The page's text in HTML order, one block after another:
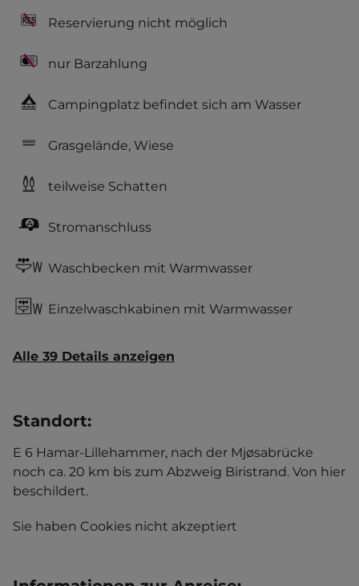
Reservierung nicht möglich
nur Barzahlung
Campingplatz befindet sich am Wasser
Grasgelände, Wiese
teilweise Schatten
Stromanschluss
Waschbecken mit Warmwasser
Einzelwaschkabinen mit Warmwasser
Alle 39 Details anzeigen
Standort:
E 6 Hamar-Lillehammer, nach der Mjøsabrücke
noch ca. 20 km bis zum Abzweig Biristrand. Von hier
beschildert.
Sie haben Cookies nicht akzeptiert